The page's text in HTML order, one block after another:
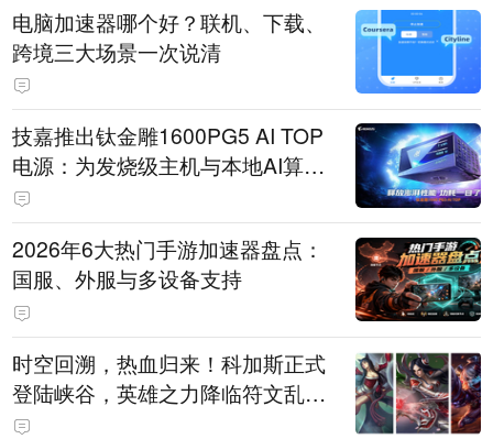
电脑加速器哪个好？联机、下载、
跨境三大场景一次说清
技嘉推出钛金雕1600PG5 AI TOP
电源：为发烧级主机与本地AI算力
打造旗舰供电方案
2026年6大热门手游加速器盘点：
国服、外服与多设备支持
时空回溯，热血归来！科加斯正式
登陆峡谷，英雄之力降临符文乱
斗！